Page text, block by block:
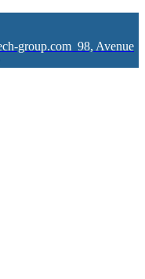
group.com 98, Avenue